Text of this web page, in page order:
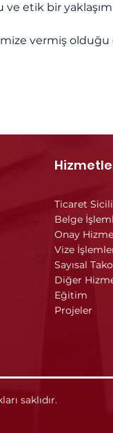
ve etik bir
vermiş olduğu
Ticaret
Belge
Onay
Vize
Sayısal
Diğer
Eğitim
Projeler
saklıdır.